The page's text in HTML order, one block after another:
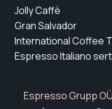
Jolly Caffè
Gran Salvador
International Coffee
Espresso Italiano
Espresso Grupp